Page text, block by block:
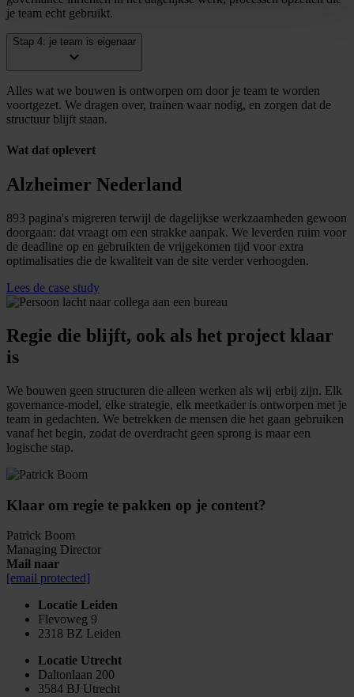
je team echt gebruikt.
Stap 4: je team is eigenaar
expand_more
Alles wat we bouwen is ontworpen om door je team te worden
voortgezet. We dragen over, trainen waar nodig, en zorgen dat de
structuur blijft staan.
Wat dat oplevert
Alzheimer Nederland
893 pagina's migreren terwijl de dagelijkse werkzaamheden gewoon
doorgaan: dat vraagt om een strakke aanpak. We leverden ruim voor
de deadline op en gebruikten de vrijgekomen tijd voor extra
optimalisaties die de kwaliteit van de site verder verhoogden.
Lees de case study
Regie die blijft, ook als het project klaar
is
We bouwen geen structuren die alleen werken als wij erbij zijn. Elk
governance-model, elke strategie, elk meetkader is ontworpen met je
team in gedachten. We betrekken de mensen die het gaan gebruiken
vanaf het begin, zodat de overdracht geen sprong is maar een
logische stap.
Klaar om regie te pakken op je content?
Patrick Boom
Managing Director
Mail naar
[email protected]
Locatie Leiden
Flevoweg 9
2318 BZ Leiden
Locatie Utrecht
Daltonlaan 200
3584 BJ Utrecht